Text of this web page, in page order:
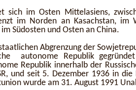
sich im Osten Mittelasiens,
im Norden an Kasachstan, im
Südosten und Osten an China.
Abgrenzung der
autonome Republik
Republik innerhalb der
und seit 5. Dezember 1936 in
wurde am 31. August 1991